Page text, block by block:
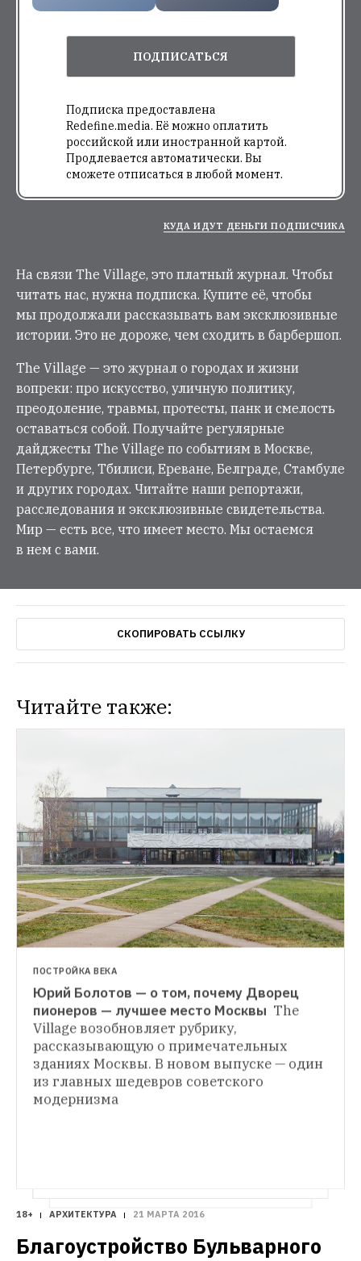
ПОДПИСАТЬСЯ
Подписка предоставлена
Redefine.media. Её можно оплатить
российской или иностранной картой.
Продлевается автоматически. Вы
сможете отписаться в любой момент.
КУДА ИДУТ ДЕНЬГИ ПОДПИСЧИКА
На связи The Village, это платный журнал. Чтобы
читать нас, нужна подписка. Купите её, чтобы
мы продолжали рассказывать вам эксклюзивные
истории. Это не дороже, чем сходить в барбершоп.
The Village — это журнал о городах и жизни
вопреки: про искусство, уличную политику,
преодоление, травмы, протесты, панк и смелость
оставаться собой. Получайте регулярные
дайджесты The Village по событиям в Москве,
Петербурге, Тбилиси, Ереване, Белграде, Стамбуле
и других городах. Читайте наши репортажи,
расследования и эксклюзивные свидетельства.
Мир — есть все, что имеет место. Мы остаемся
в нем с вами.
СКОПИРОВАТЬ ССЫЛКУ
Читайте также:
ГДЕ ТЫ ЖИВЁШЬ
Я живу в доме-коммуне на улице
Орджоникидзе The Village рассказывает о
жизни в самых известных и необычных
домах Москвы и Санкт-Петербурга
ГДЕ ТЫ ЖИВЁШЬ
Я живу в доме «на курьих ножках»
на «Приморской» (Петербург) В новой
рубрике The Village рассказывает о жизни
в самых известных и необычных домах
Москвы и Санкт-Петербурга
ПОСТРОЙКА ВЕКА
Юрий Болотов — о том, почему Дворец
пионеров — лучшее место Москвы The
Village возобновляет рубрику,
рассказывающую о примечательных
зданиях Москвы. В новом выпуске — один
из главных шедевров советского
модернизма
18+ АРХИТЕКТУРА 21 МАРТА 2016
Благоустройство Бульварного